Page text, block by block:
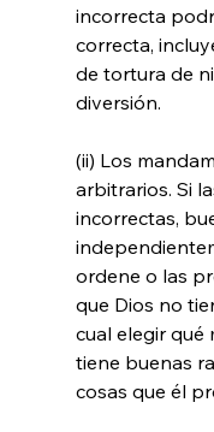
incorrecta
correcta,
de tortura de
diversión.
(ii) Los
arbitrarios. Si
incorrectas,
ordene o las
que Dios no
cual elegir qué
tiene buenas
cosas que él